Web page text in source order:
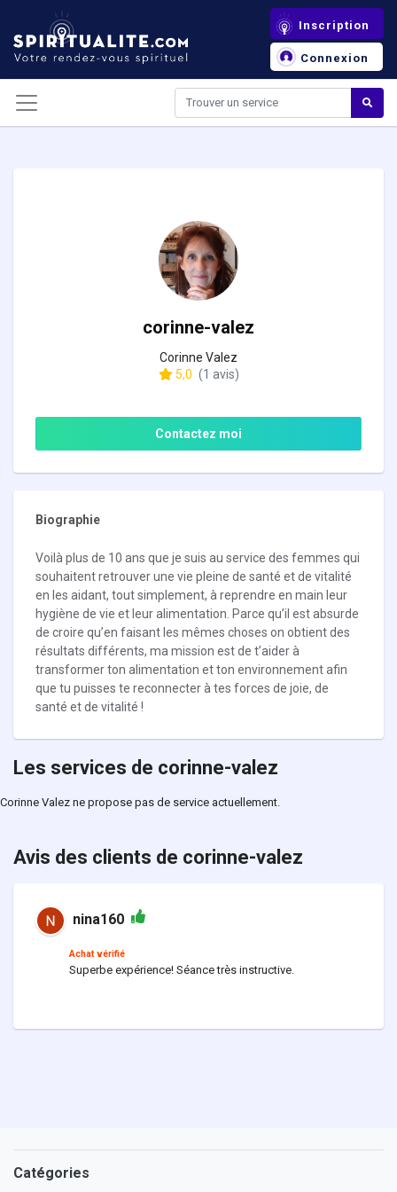
Inscription
Connexion
corinne-valez
Corinne Valez
5,0 (1 avis)
Contactez moi
Biographie
Voilà plus de 10 ans que je suis au service des femmes qui
souhaitent retrouver une vie pleine de santé et de vitalité
en les aidant, tout simplement, à reprendre en main leur
hygiène de vie et leur alimentation. Parce qu’il est absurde
de croire qu’en faisant les mêmes choses on obtient des
résultats différents, ma mission est de t’aider à
transformer ton alimentation et ton environnement afin
que tu puisses te reconnecter à tes forces de joie, de
santé et de vitalité !
Les services de corinne-valez
Corinne Valez ne propose pas de service actuellement.
Avis des clients de corinne-valez
nina160
Achat vérifié
Superbe expérience! Séance très instructive.
Catégories